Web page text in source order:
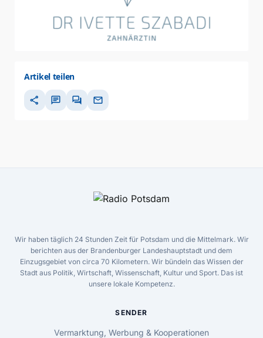
Artikel teilen
share chat forum mail
Wir haben täglich 24 Stunden Zeit für Potsdam und die Mittelmark. Wir
berichten aus der Brandenburger Landeshauptstadt und dem
Einzugsgebiet von circa 70 Kilometern. Wir bündeln das Wissen der
Stadt aus Politik, Wirtschaft, Wissenschaft, Kultur und Sport. Das ist
unsere lokale Kompetenz.
SENDER
Vermarktung, Werbung & Kooperationen